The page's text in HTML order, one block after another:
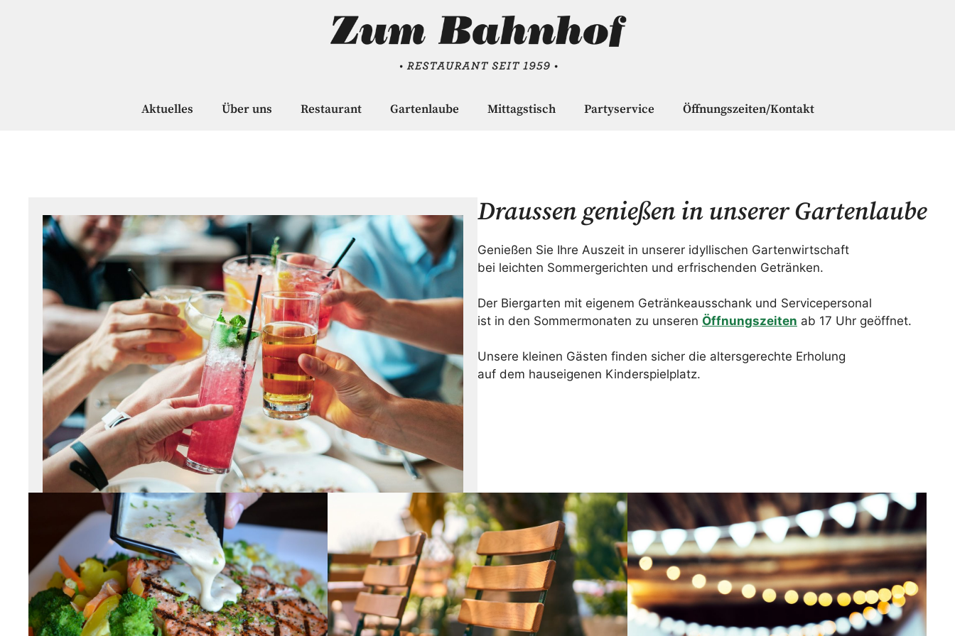
Aktuelles Über uns Restaurant Gartenlaube Mittagstisch Partyservice Öffnungszeiten/Kontakt
Draussen genießen in unserer Gartenlaube
Genießen Sie Ihre Auszeit in unserer idyllischen Gartenwirtschaft
bei leichten Sommergerichten und erfrischenden Getränken.
Der Biergarten mit eigenem Getränkeausschank und Servicepersonal
ist in den Sommermonaten zu unseren Öffnungszeiten ab 17 Uhr geöffnet.
Unsere kleinen Gästen finden sicher die altersgerechte Erholung
auf dem hauseigenen Kinderspielplatz.